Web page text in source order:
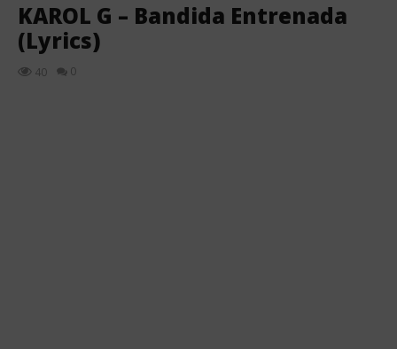
KAROL G – Bandida Entrenada
(Lyrics)
40 0